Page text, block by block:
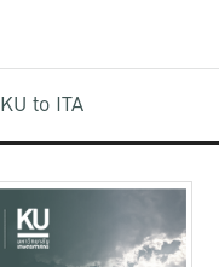
KU to ITA